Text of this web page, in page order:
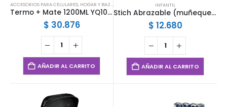
ACCESORIOS PARA CELULARES, HOGAR Y BAZAR
Termo + Mate 1200ML YQ10112
$ 30.876
AÑADIR AL CARRITO
INFANTIL
Stich Abrazable (muñequera)
$ 12.680
AÑADIR AL CARRITO